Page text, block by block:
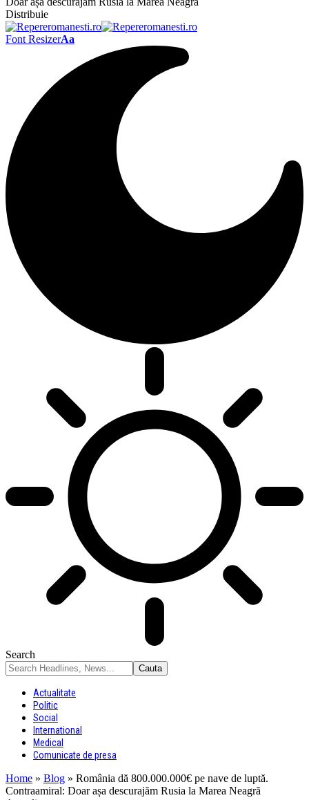
Distribuie
Font ResizerAa
Search
Actualitate
Politic
Social
International
Medical
Comunicate de presa
Home » Blog » România dă 800.000.000€ pe nave de luptă.
Contraamiral: Doar așa descurajăm Rusia la Marea Neagră